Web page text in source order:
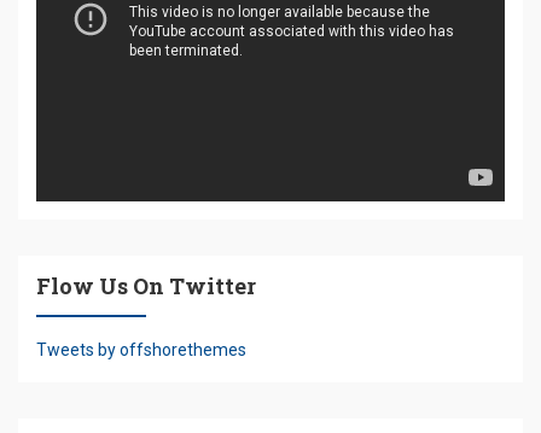
Βίντεο
Flow Us On Twitter
Tweets by offshorethemes